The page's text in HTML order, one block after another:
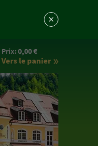
Prix:0,00 €
Vers le panier